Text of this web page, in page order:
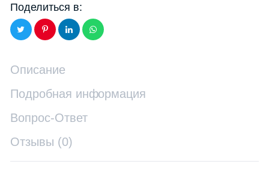
Поделиться в:
Описание
Подробная информация
Вопрос-Ответ
Отзывы (0)